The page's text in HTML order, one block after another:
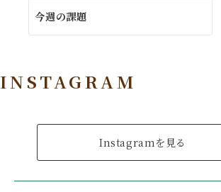
今週の課題
INSTAGRAM
Instagramを見る